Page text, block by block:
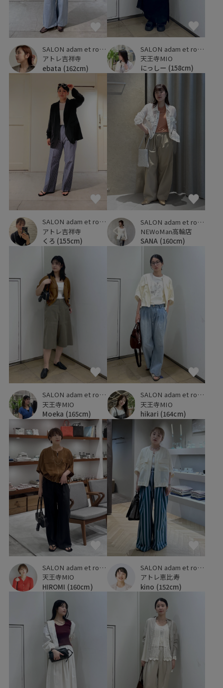
SALON adam et ropé
アトレ吉祥寺
ebata (162cm)
SALON adam et ropé
天王寺MIO
にっしー (158cm)
SALON adam et ropé
アトレ吉祥寺
くろ (155cm)
SALON adam et ropé
NEWoMan高輪店
SANA (160cm)
SALON adam et ropé
天王寺MIO
Moeka (165cm)
SALON adam et ropé
天王寺MIO
hikari (164cm)
SALON adam et ropé
天王寺MIO
HIROMI (160cm)
SALON adam et ropé
アトレ恵比寿
kino (152cm)